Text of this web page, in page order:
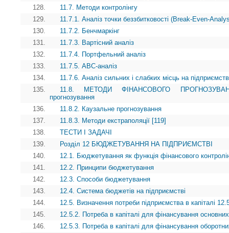
128.
11.7. Методи контролінгу
129.
11.7.1. Аналіз точки беззбитковості (Break-Even-
130.
11.7.2. Бенчмаркінг
131.
11.7.3. Вартісний аналіз
132.
11.7.4. Портфельний аналіз
133.
11.7.5. АВС-аналіз
134.
11.7.6. Аналіз сильних і слабких місць на
135.
11.8. МЕТОДИ ФІНАНСОВОГО
прогнозування
136.
11.8.2. Каузальне прогнозування
137.
11.8.3. Методи екстраполяції [119]
138.
ТЕСТИ І ЗАДАЧІ
139.
Розділ 12 БЮДЖЕТУВАННЯ НА ПІДПРИЄМСТВІ
140.
12.1. Бюджетування як функція фінансового
141.
12.2. Принципи бюджетування
142.
12.3. Способи бюджетування
143.
12.4. Система бюджетів на підприємстві
144.
12.5. Визначення потреби підприємства в капіталі
145.
12.5.2. Потреба в капіталі для фінансування основних
146.
12.5.3. Потреба в капіталі для фінансування